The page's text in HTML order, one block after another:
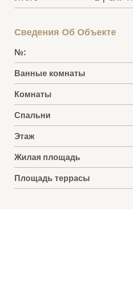
Сведения Об Объекте
№:
Ванные комнаты
Комнаты
Спальни
Этаж
Жилая площадь
Площадь террасы